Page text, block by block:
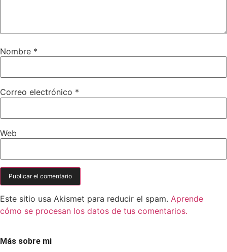
Nombre *
Correo electrónico *
Web
Este sitio usa Akismet para reducir el spam. Aprende
cómo se procesan los datos de tus comentarios.
Más sobre mi